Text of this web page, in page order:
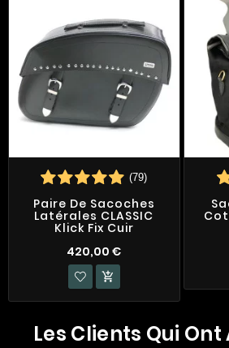
(79)
Paire De Sacoches
Latérales CLASSIC
Klick Fix Cuir
420,00 €

Les Clients Qui